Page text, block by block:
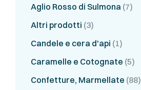
Aglio Rosso di Sulmona (7)
Altri prodotti (3)
Candele e cera d'api (1)
Caramelle e Cotognate (5)
Confetture, Marmellate (88)